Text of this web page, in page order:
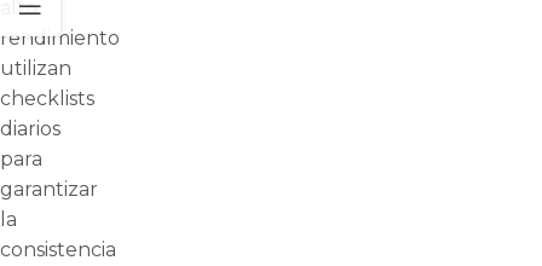
alto
rendimiento
utilizan
checklists
diarios
para
garantizar
la
consistencia